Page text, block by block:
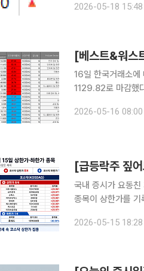
2026-05-18 15:48
16일 한국거래소
1129.82로 마감했
급락하며 1130선까
2026-05-16 08:00
국내 증시가 요동친
종목이 상한가를 기
는 전 거래일 대비
2026-05-15 18:28